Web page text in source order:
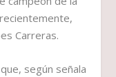
Carreras.
según señala